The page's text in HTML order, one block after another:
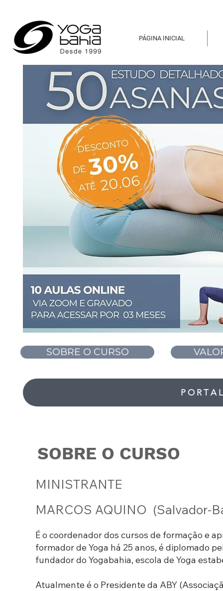
PÁGINA INICIAL
SOBRE O CURSO
SOBRE O CURSO
MINISTRANTE
MARCOS AQUINO (Salvador-
É o coordenador dos cursos de formação e
formador de Yoga há 25 anos, é diplomado
fundador do Yogabahia, escola de Yoga
Atualmente é o Presidente da ABY